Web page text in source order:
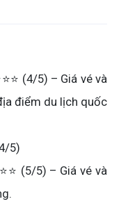
(4/5) – Giá vé và
điểm du lịch quốc
5)
(5/5) – Giá vé và